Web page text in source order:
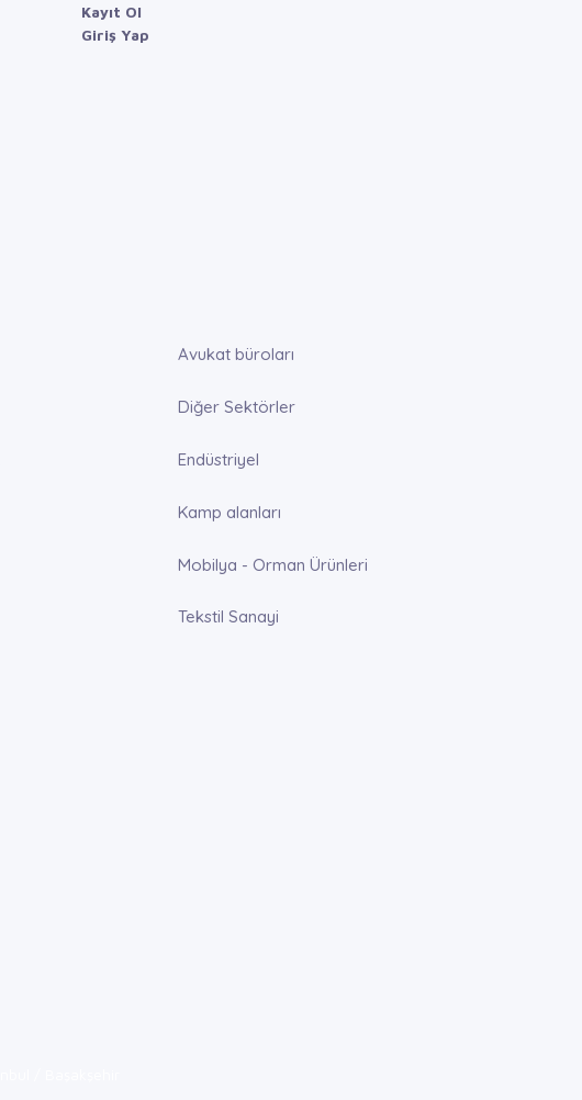
Kayıt Ol
Giriş Yap
Avukat büroları
Diğer Sektörler
Endüstriyel
Kamp alanları
Mobilya - Orman Ürünleri
Tekstil Sanayi